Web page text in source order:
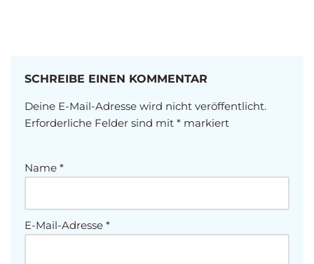
SCHREIBE EINEN KOMMENTAR
Deine E-Mail-Adresse wird nicht veröffentlicht.
Erforderliche Felder sind mit * markiert
Name *
E-Mail-Adresse *